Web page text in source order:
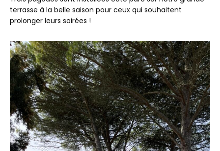
terrasse à la belle saison pour ceux qui souhaitent
prolonger leurs soirées !